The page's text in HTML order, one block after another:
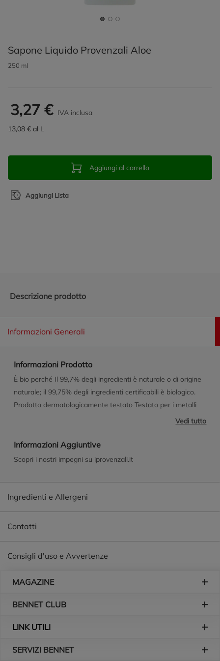
Sapone Liquido Provenzali Aloe
250 ml
3,27 € IVA inclusa
13,08 € al L
Aggiungi al carrello
Aggiungi Lista
Descrizione prodotto
Informazioni Generali
Informazioni Prodotto
È bio perché Il 99,7% degli ingredienti è naturale o di origine
naturale; il 99,75% degli ingredienti certificabili è biologico.
Prodotto dermatologicamente testato Testato per i metalli
pesanti: nichel, cromo, cobalto (<0,0001%) Formulato con
arricchito con il 20% di Succo di Aloe Bio dalle note proprietà
emollienti e con estratti di piante aromatiche italiane ad
morbida e delicata. Ideale per la detersione delle mani e del
viso.
Vedi tutto
Informazioni Aggiuntive
Scopri i nostri impegni su iprovenzali.it
Ingredienti e Allergeni
Contatti
Consigli d'uso e Avvertenze
MAGAZINE
BENNET CLUB
LINK UTILI
SERVIZI BENNET